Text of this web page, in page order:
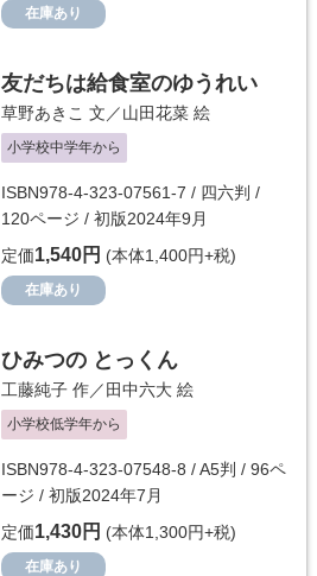
在庫あり
友だちは給食室のゆうれい
草野あきこ 文／山田花菜 絵
小学校中学年から
ISBN978-4-323-07561-7 / 四六判 /
120ページ / 初版2024年9月
定価1,540円 (本体1,400円+税)
在庫あり
ひみつの とっくん
工藤純子 作／ 田中六大 絵
小学校低学年から
ISBN978-4-323-07548-8 / A5判 / 96ペ
ージ / 初版2024年7月
定価1,430円 (本体1,300円+税)
在庫あり